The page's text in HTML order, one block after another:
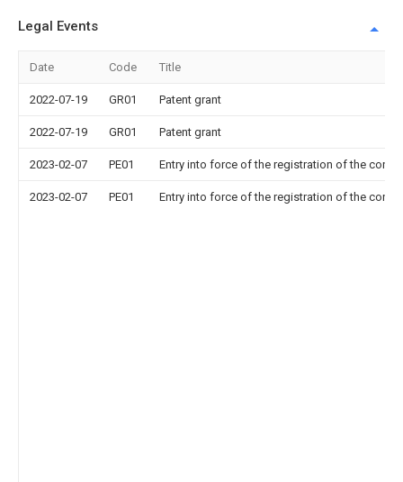
Legal Events
Date Code Title
2022-07-19 GR01 Patent grant
2022-07-19 GR01 Patent grant
2023-02-07 PE01 Entry into force of the registration of the
2023-02-07 PE01 Entry into force of the registration of the